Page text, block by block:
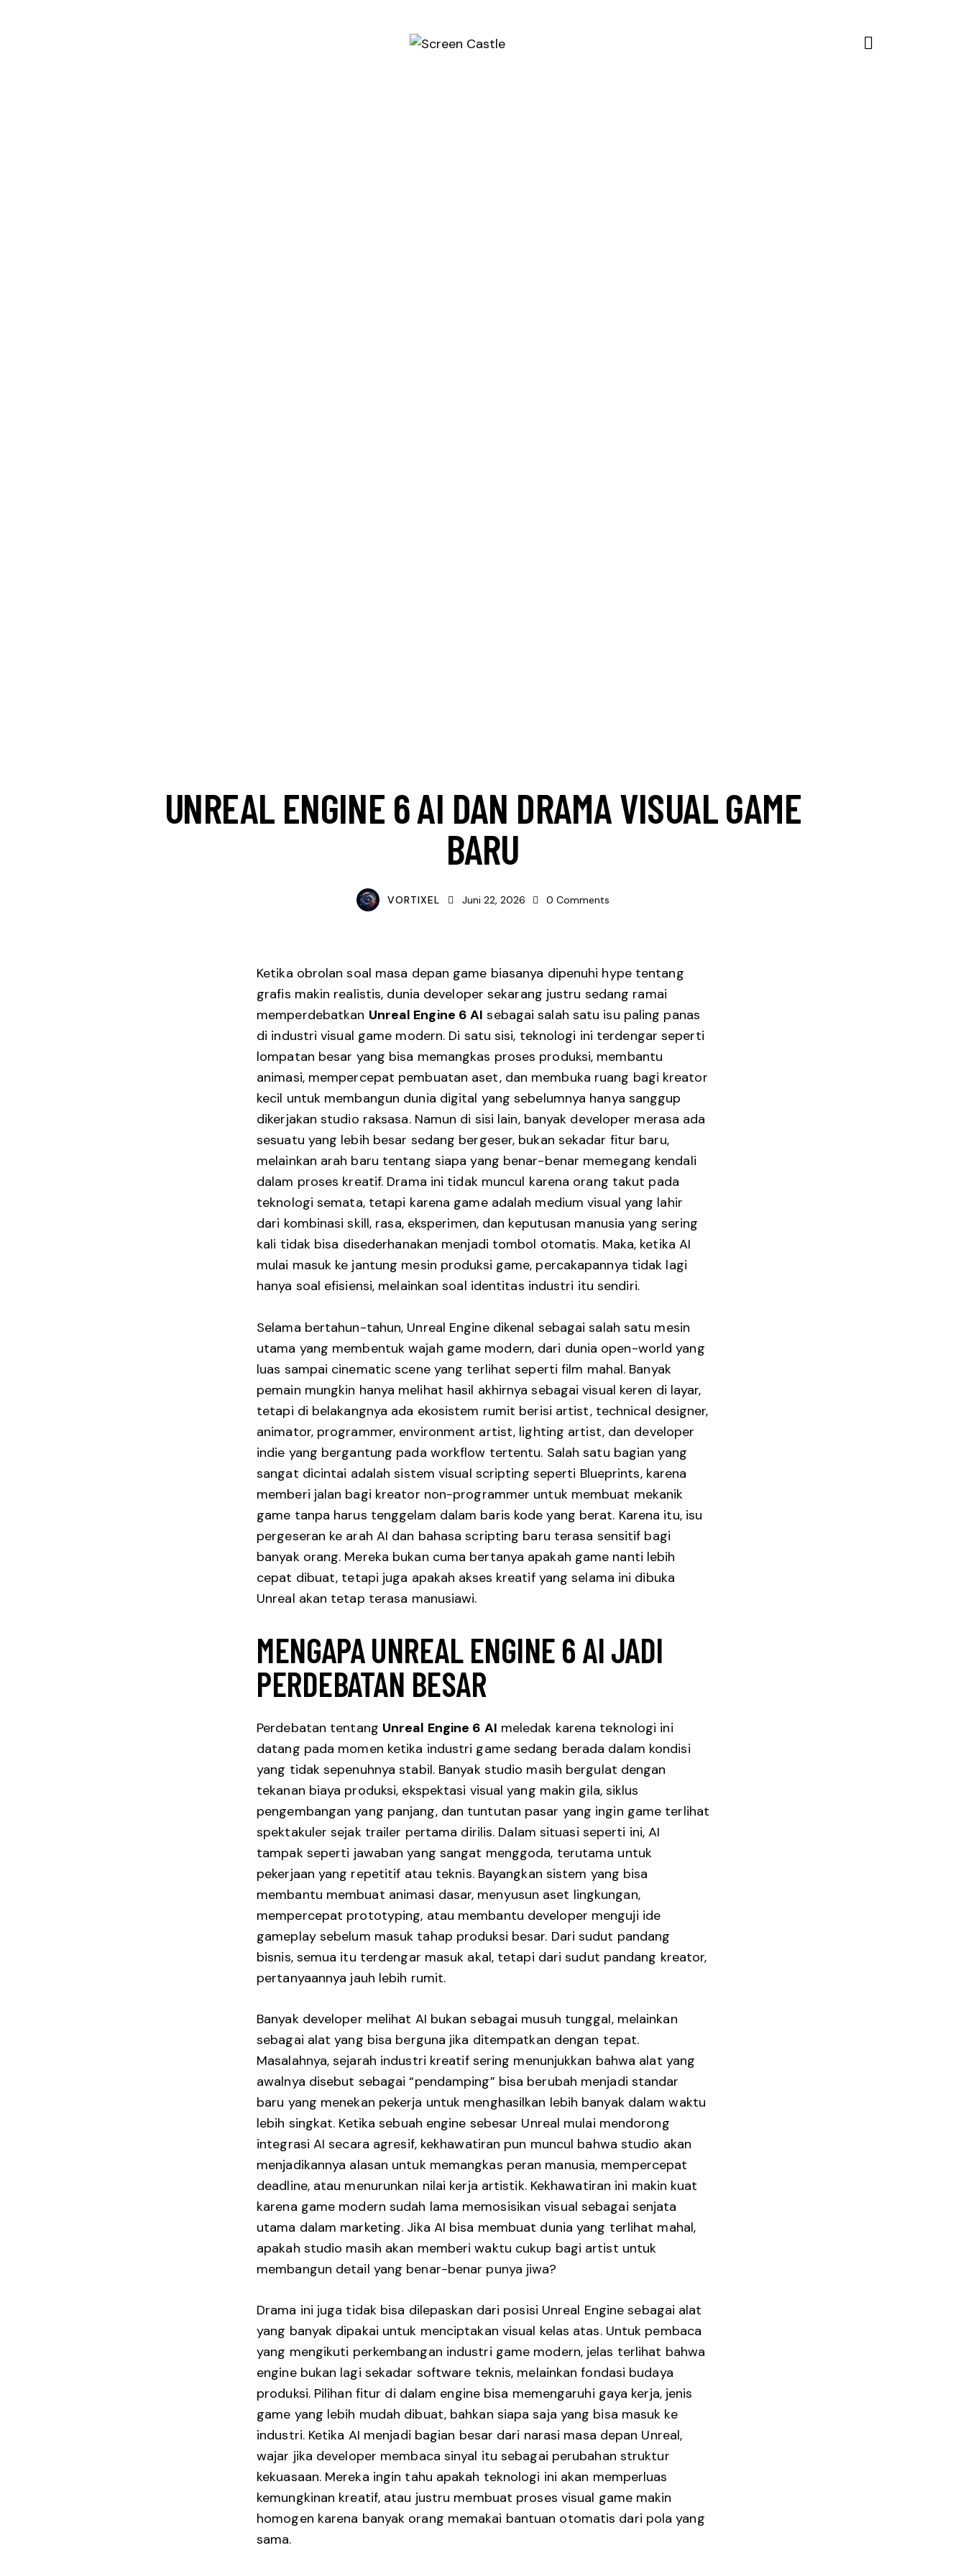
UNREAL ENGINE 6 AI DAN DRAMA VISUAL GAME
BARU
VORTIXEL Juni 22, 2026 0 Comments
Ketika obrolan soal masa depan game biasanya dipenuhi hype tentang
grafis makin realistis, dunia developer sekarang justru sedang ramai
memperdebatkan Unreal Engine 6 AI sebagai salah satu isu paling panas
di industri visual game modern. Di satu sisi, teknologi ini terdengar seperti
lompatan besar yang bisa memangkas proses produksi, membantu
animasi, mempercepat pembuatan aset, dan membuka ruang bagi kreator
kecil untuk membangun dunia digital yang sebelumnya hanya sanggup
dikerjakan studio raksasa. Namun di sisi lain, banyak developer merasa ada
sesuatu yang lebih besar sedang bergeser, bukan sekadar fitur baru,
melainkan arah baru tentang siapa yang benar-benar memegang kendali
dalam proses kreatif. Drama ini tidak muncul karena orang takut pada
teknologi semata, tetapi karena game adalah medium visual yang lahir
dari kombinasi skill, rasa, eksperimen, dan keputusan manusia yang sering
kali tidak bisa disederhanakan menjadi tombol otomatis. Maka, ketika AI
mulai masuk ke jantung mesin produksi game, percakapannya tidak lagi
hanya soal efisiensi, melainkan soal identitas industri itu sendiri.
Selama bertahun-tahun, Unreal Engine dikenal sebagai salah satu mesin
utama yang membentuk wajah game modern, dari dunia open-world yang
luas sampai cinematic scene yang terlihat seperti film mahal. Banyak
pemain mungkin hanya melihat hasil akhirnya sebagai visual keren di layar,
tetapi di belakangnya ada ekosistem rumit berisi artist, technical designer,
animator, programmer, environment artist, lighting artist, dan developer
indie yang bergantung pada workflow tertentu. Salah satu bagian yang
sangat dicintai adalah sistem visual scripting seperti Blueprints, karena
memberi jalan bagi kreator non-programmer untuk membuat mekanik
game tanpa harus tenggelam dalam baris kode yang berat. Karena itu, isu
pergeseran ke arah AI dan bahasa scripting baru terasa sensitif bagi
banyak orang. Mereka bukan cuma bertanya apakah game nanti lebih
cepat dibuat, tetapi juga apakah akses kreatif yang selama ini dibuka
Unreal akan tetap terasa manusiawi.
MENGAPA UNREAL ENGINE 6 AI JADI
PERDEBATAN BESAR
Perdebatan tentang Unreal Engine 6 AI meledak karena teknologi ini
datang pada momen ketika industri game sedang berada dalam kondisi
yang tidak sepenuhnya stabil. Banyak studio masih bergulat dengan
tekanan biaya produksi, ekspektasi visual yang makin gila, siklus
pengembangan yang panjang, dan tuntutan pasar yang ingin game terlihat
spektakuler sejak trailer pertama dirilis. Dalam situasi seperti ini, AI
tampak seperti jawaban yang sangat menggoda, terutama untuk
pekerjaan yang repetitif atau teknis. Bayangkan sistem yang bisa
membantu membuat animasi dasar, menyusun aset lingkungan,
mempercepat prototyping, atau membantu developer menguji ide
gameplay sebelum masuk tahap produksi besar. Dari sudut pandang
bisnis, semua itu terdengar masuk akal, tetapi dari sudut pandang kreator,
pertanyaannya jauh lebih rumit.
Banyak developer melihat AI bukan sebagai musuh tunggal, melainkan
sebagai alat yang bisa berguna jika ditempatkan dengan tepat.
Masalahnya, sejarah industri kreatif sering menunjukkan bahwa alat yang
awalnya disebut sebagai “pendamping” bisa berubah menjadi standar
baru yang menekan pekerja untuk menghasilkan lebih banyak dalam waktu
lebih singkat. Ketika sebuah engine sebesar Unreal mulai mendorong
integrasi AI secara agresif, kekhawatiran pun muncul bahwa studio akan
menjadikannya alasan untuk memangkas peran manusia, mempercepat
deadline, atau menurunkan nilai kerja artistik. Kekhawatiran ini makin kuat
karena game modern sudah lama memosisikan visual sebagai senjata
utama dalam marketing. Jika AI bisa membuat dunia yang terlihat mahal,
apakah studio masih akan memberi waktu cukup bagi artist untuk
membangun detail yang benar-benar punya jiwa?
Drama ini juga tidak bisa dilepaskan dari posisi Unreal Engine sebagai alat
yang banyak dipakai untuk menciptakan visual kelas atas. Untuk pembaca
yang mengikuti perkembangan industri game modern, jelas terlihat bahwa
engine bukan lagi sekadar software teknis, melainkan fondasi budaya
produksi. Pilihan fitur di dalam engine bisa memengaruhi gaya kerja, jenis
game yang lebih mudah dibuat, bahkan siapa saja yang bisa masuk ke
industri. Ketika AI menjadi bagian besar dari narasi masa depan Unreal,
wajar jika developer membaca sinyal itu sebagai perubahan struktur
kekuasaan. Mereka ingin tahu apakah teknologi ini akan memperluas
kemungkinan kreatif, atau justru membuat proses visual game makin
homogen karena banyak orang memakai bantuan otomatis dari pola yang
sama.